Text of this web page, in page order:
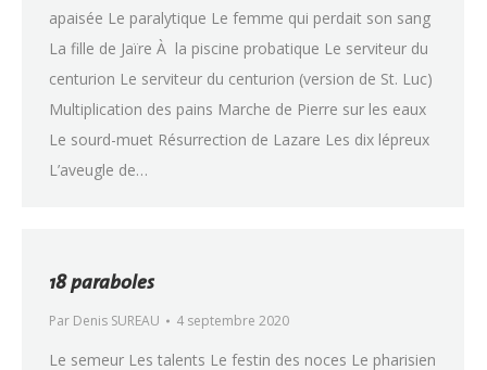
apaisée Le paralytique Le femme qui perdait son sang
La fille de Jaïre À la piscine probatique Le serviteur du
centurion Le serviteur du centurion (version de St. Luc)
Multiplication des pains Marche de Pierre sur les eaux
Le sourd-muet Résurrection de Lazare Les dix lépreux
L’aveugle de…
18 paraboles
Par Denis SUREAU 4 septembre 2020
Le semeur Les talents Le festin des noces Le pharisien